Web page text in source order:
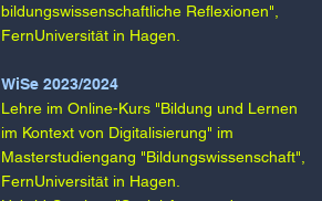
bildungswissenschaftliche Reflexionen",
FernUniversität in Hagen.​
WiSe 2023/2024​​
Lehre im Online-Kurs "Bildung und Lernen
im Kontext von Digitalisierung" im
Masterstudiengang "Bildungswissenschaft",
FernUniversität in Hagen.​